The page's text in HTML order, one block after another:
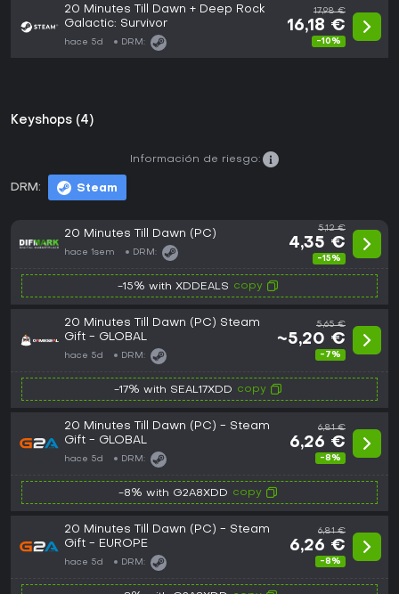
20 Minutes Till Dawn + Deep Rock
Galactic: Survivor
hace 5d DRM:
17,98 €
16,18 €
-10%
Keyshops (4)
DRM: Steam
Información de riesgo:
20 Minutes Till Dawn (PC)
hace 1sem DRM:
5,12 €
4,35 €
-15%
-15% with XDDEALS copy
20 Minutes Till Dawn (PC) Steam
Gift - GLOBAL
hace 5d DRM:
5,65 €
~5,20 €
-7%
-17% with SEAL17XDD copy
20 Minutes Till Dawn (PC) - Steam
Gift - GLOBAL
hace 5d DRM:
6,81 €
6,26 €
-8%
-8% with G2A8XDD copy
20 Minutes Till Dawn (PC) - Steam
Gift - EUROPE
hace 5d DRM:
6,81 €
6,26 €
-8%